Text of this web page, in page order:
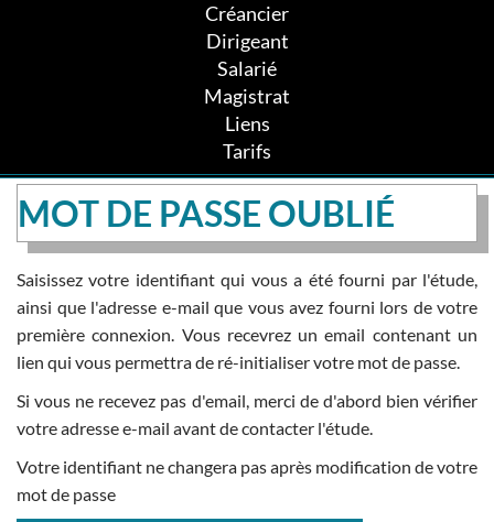
Créancier
Dirigeant
Salarié
Magistrat
Liens
Tarifs
MOT DE PASSE OUBLIÉ
Saisissez votre identifiant qui vous a été fourni par l'étude,
ainsi que l'adresse e-mail que vous avez fourni lors de votre
première connexion. Vous recevrez un email contenant un
lien qui vous permettra de ré-initialiser votre mot de passe.
Si vous ne recevez pas d'email, merci de d'abord bien vérifier
votre adresse e-mail avant de contacter l'étude.
Votre identifiant ne changera pas après modification de votre
mot de passe